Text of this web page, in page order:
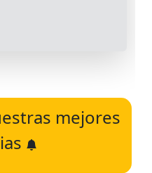
mejores